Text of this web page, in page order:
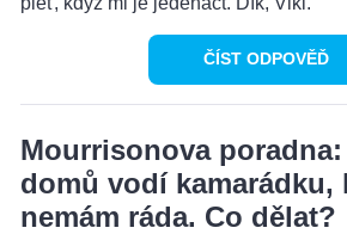
ČÍST ODPOVĚĎ
Mourrisonova poradna:
domů vodí kamarádku,
nemám ráda. Co dělat?